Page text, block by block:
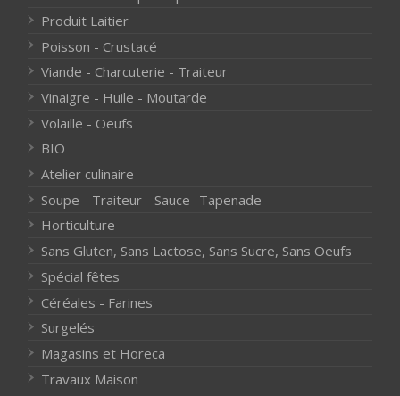
Produit Laitier
Poisson - Crustacé
Viande - Charcuterie - Traiteur
Vinaigre - Huile - Moutarde
Volaille - Oeufs
BIO
Atelier culinaire
Soupe - Traiteur - Sauce- Tapenade
Horticulture
Sans Gluten, Sans Lactose, Sans Sucre, Sans Oeufs
Spécial fêtes
Céréales - Farines
Surgelés
Magasins et Horeca
Travaux Maison